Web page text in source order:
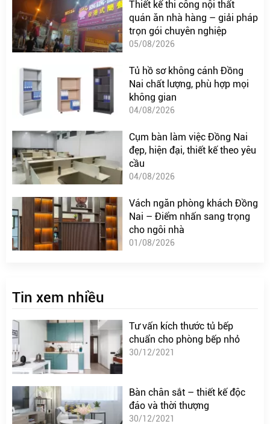
Thiết kế thi công nội thất
quán ăn nhà hàng – giải pháp
trọn gói chuyên nghiệp
05/08/2026
Tủ hồ sơ không cánh Đồng
Nai chất lượng, phù hợp mọi
không gian
04/08/2026
Cụm bàn làm việc Đồng Nai
đẹp, hiện đại, thiết kế theo yêu
cầu
04/08/2026
Vách ngăn phòng khách Đồng
Nai – Điểm nhấn sang trọng
cho ngôi nhà
01/08/2026
Tin xem nhiều
Tư vấn kích thước tủ bếp
chuẩn cho phòng bếp nhỏ
30/12/2021
Bàn chân sắt – thiết kế độc
đáo và thời thượng
30/12/2021